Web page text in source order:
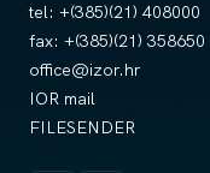
tel: +(385)(21) 408000
fax: +(385)(21) 358650
office@izor.hr
IOR mail
FILESENDER